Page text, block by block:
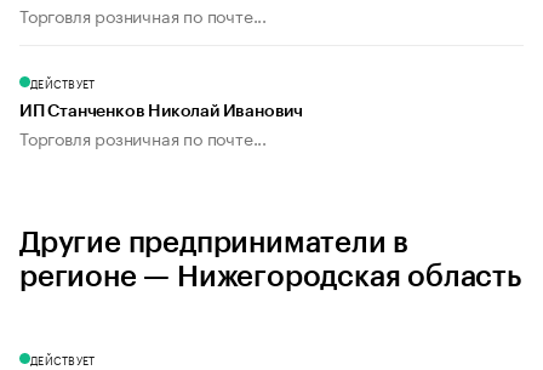
Торговля розничная по почте...
ДЕЙСТВУЕТ
ИП Станченков Николай Иванович
Торговля розничная по почте...
Другие предприниматели в
регионе — Нижегородская область
ДЕЙСТВУЕТ